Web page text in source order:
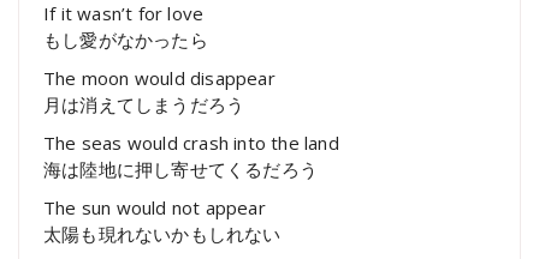
If it wasn’t for love
もし愛がなかったら
The moon would disappear
月は消えてしまうだろう
The seas would crash into the land
海は陸地に押し寄せてくるだろう
The sun would not appear
太陽も現れないかもしれない